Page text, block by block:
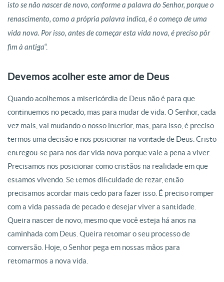
isto se não nascer de novo, conforme a palavra do Senhor, porque o
renascimento, como a própria palavra indica, é o começo de uma
vida nova. Por isso, antes de começar esta vida nova, é preciso pôr
fim à antiga“.
Devemos acolher este amor de Deus
Quando acolhemos a misericórdia de Deus não é para que
continuemos no pecado, mas para mudar de vida. O Senhor, cada
vez mais, vai mudando o nosso interior, mas, para isso, é preciso
termos uma decisão e nos posicionar na vontade de Deus. Cristo
entregou-se para nos dar vida nova porque vale a pena a viver.
Precisamos nos posicionar como cristãos na realidade em que
estamos vivendo. Se temos dificuldade de rezar, então
precisamos acordar mais cedo para fazer isso. É preciso romper
com a vida passada de pecado e desejar viver a santidade.
Queira nascer de novo, mesmo que você esteja há anos na
caminhada com Deus. Queira retomar o seu processo de
conversão. Hoje, o Senhor pega em nossas mãos para
retomarmos a nova vida.